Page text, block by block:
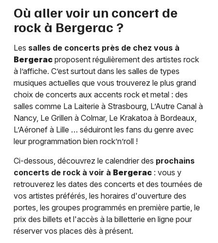
Où aller voir un concert de
rock à Bergerac ?
Les salles de concerts près de chez vous à
Bergerac proposent régulièrement des artistes rock
à l’affiche. C’est surtout dans les salles de types
musiques actuelles que vous trouverez le plus grand
choix de concerts aux accents rock et metal : des
salles comme La Laiterie à Strasbourg, L’Autre Canal à
Nancy, Le Grillen à Colmar, Le Krakatoa à Bordeaux,
L’Aéronef à Lille … séduiront les fans du genre avec
leur programmation bien rock’n’roll !
Ci-dessous, découvrez le calendrier des prochains
concerts de rock à voir à Bergerac : vous y
retrouverez les dates des concerts et des tournées de
vos artistes préférés, les horaires d'ouverture des
portes, les groupes programmés en première partie, le
prix des billets et l'accès à la billetterie en ligne pour
réserver vos places dès à présent.